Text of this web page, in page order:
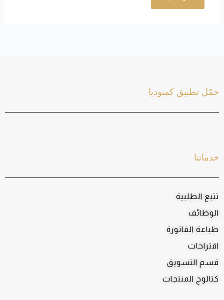
خدماتنا
تتبع الطلبية
الوظائف
طباعة الفاتورة
اقتراحات
قسم التسويق
كتالوج المنتجات
حمّل تطبيق كمبوديا